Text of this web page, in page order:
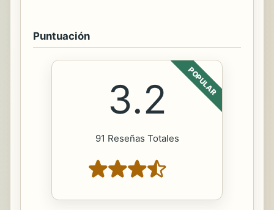
Puntuación
POPULAR
3.2
91 Reseñas Totales